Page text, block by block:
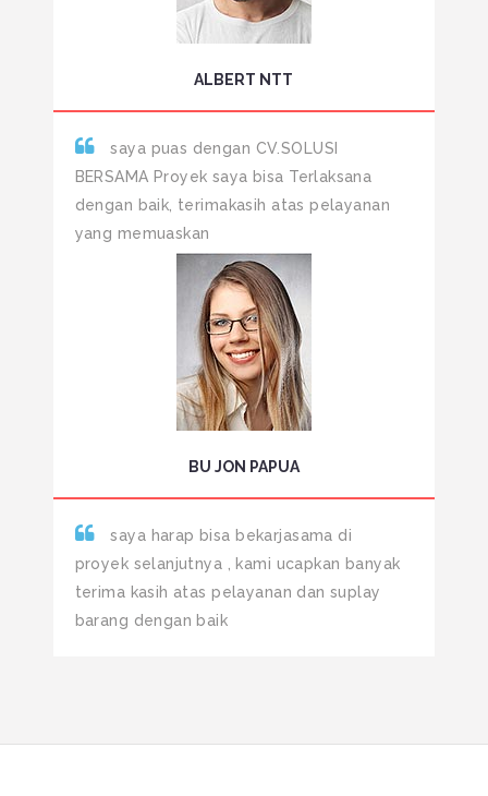
ALBERT NTT
saya puas dengan CV.SOLUSI
BERSAMA Proyek saya bisa Terlaksana
dengan baik, terimakasih atas pelayanan
yang memuaskan
BU JON PAPUA
saya harap bisa bekarjasama di
proyek selanjutnya , kami ucapkan banyak
terima kasih atas pelayanan dan suplay
barang dengan baik